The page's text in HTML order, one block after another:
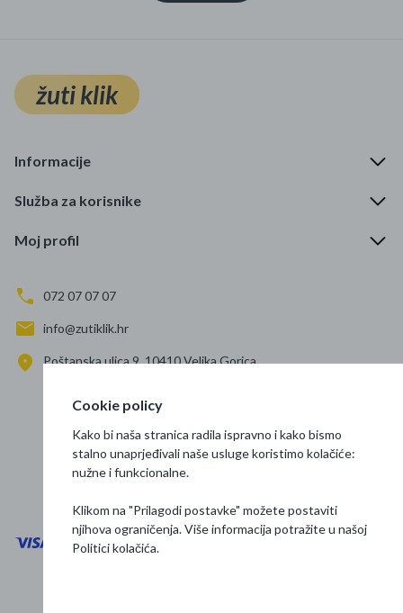
žuti klik
Informacije
Služba za korisnike
Moj profil
072 07 07 07
info@zutiklik.hr
Poštanska ulica 9, 10410 Velika Gorica
Prati nas
Cookie policy
Kako bi naša stranica radila ispravno i kako bismo
stalno unaprjeđivali naše usluge koristimo kolačiće:
nužne i funkcionalne.
Klikom na "Prilagodi postavke" možete postaviti
njihova ograničenja. Više informacija potražite u našoj
Politici kolačića.